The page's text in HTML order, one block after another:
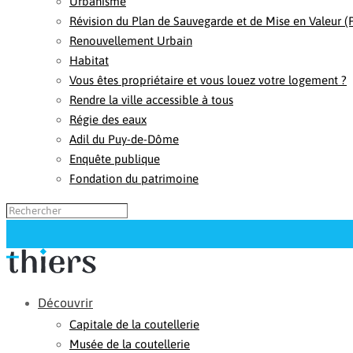
Révision du Plan de Sauvegarde et de Mise en Valeur
Renouvellement Urbain
Habitat
Vous êtes propriétaire et vous louez votre logement ?
Rendre la ville accessible à tous
Régie des eaux
Adil du Puy-de-Dôme
Enquête publique
Fondation du patrimoine
Découvrir
Capitale de la coutellerie
Musée de la coutellerie